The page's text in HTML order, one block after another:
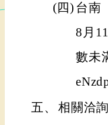
(四) 台南
8月
數未
五、 相關洽